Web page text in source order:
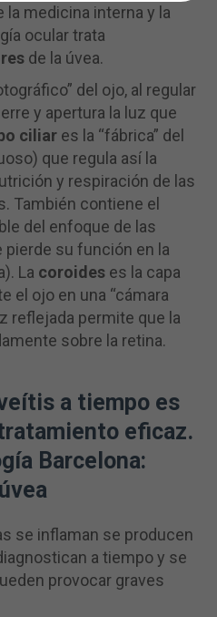
medicina interna y la
ocular trata
de la úvea.
del ojo, al regular
y apertura la luz que
ciliar es la “fábrica” del
que regula así la
y respiración de las
También contiene el
del enfoque de las
su función en la
La coroides es la capa
el ojo en una “cámara
reflejada permite que la
sobre la retina.
a tiempo es
eficaz.
Barcelona:
se inflaman se producen
a tiempo y se
provocar graves